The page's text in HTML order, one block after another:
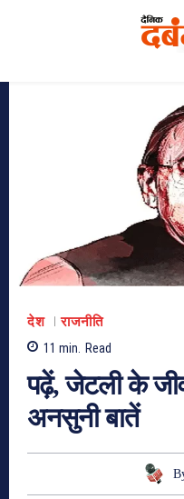
देश
राजनीति
11 min. Read
पढ़ें, जेटली के
अनसुनी बातें